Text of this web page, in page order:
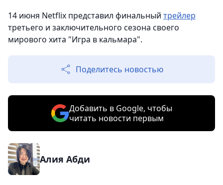
14 июня Netflix представил финальный трейлер
третьего и заключительного сезона своего
мирового хита "Игра в кальмара".
Поделитесь новостью
Добавить в Google, чтобы
читать новости первым
Алия Абди